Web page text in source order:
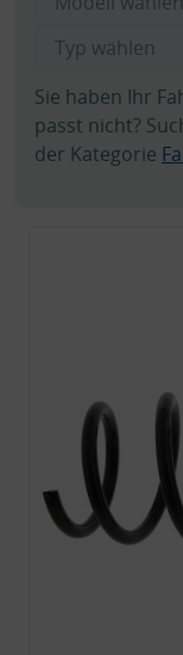
Sie haben Ihr
passt nicht?
der Kategorie